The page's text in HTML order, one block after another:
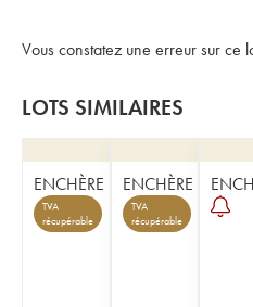
Vous constatez une erreur sur ce
LOTS SIMILAIRES
ENCHÈRE
TVA
récupérable
ENCHÈRE
TVA
récupérable